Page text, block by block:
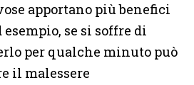
apportano più benefici
se si soffre di
per qualche minuto può
il malessere